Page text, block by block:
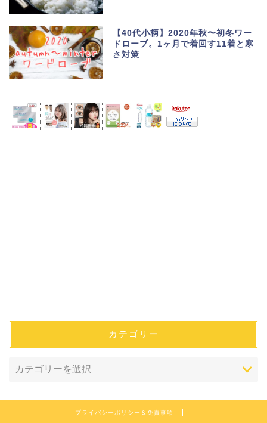
【40代小柄】2020年秋〜初冬ワー
ドローブ。1ヶ月で着回す11着と寒
さ対策
カテゴリー
プライバシーポリシー＆免責事項